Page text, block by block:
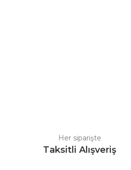
Her siparişte
Taksitli Alışveriş